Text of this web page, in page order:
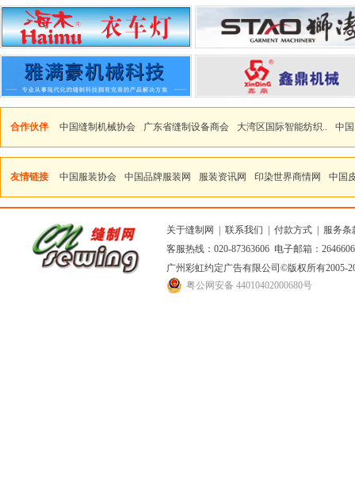
合作伙伴 中国缝制机械协会 广东省缝制设备商会 大湾区国际智能纺织.. 中
友情链接 中国服装协会 中国品牌服装网 服装资讯网 印染世界商情网 中国
关于缝制网 联系我们 付款方式
服务条
客服热线：020-87363606 电子邮箱：
广州彩虹约定广告有限公司 ©版权所有2005-
粤公网安备 44010402000680号